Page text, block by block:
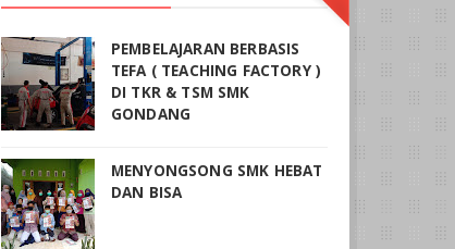
PEMBELAJARAN BERBASIS
TEFA ( TEACHING FACTORY )
DI TKR & TSM SMK
GONDANG
MENYONGSONG SMK HEBAT
DAN BISA